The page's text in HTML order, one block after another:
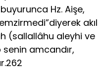
Hz. Aişe,
akıl
(sallallâhu aleyhi ve
senin amcandır,